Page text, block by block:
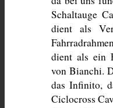
Schaltauge
dient als
dient als ein
von Bianchi.
das Infinito,
Ciclocross